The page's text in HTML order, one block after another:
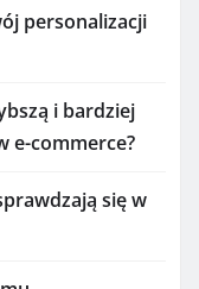
personalizacji
i bardziej
e-commerce?
się w